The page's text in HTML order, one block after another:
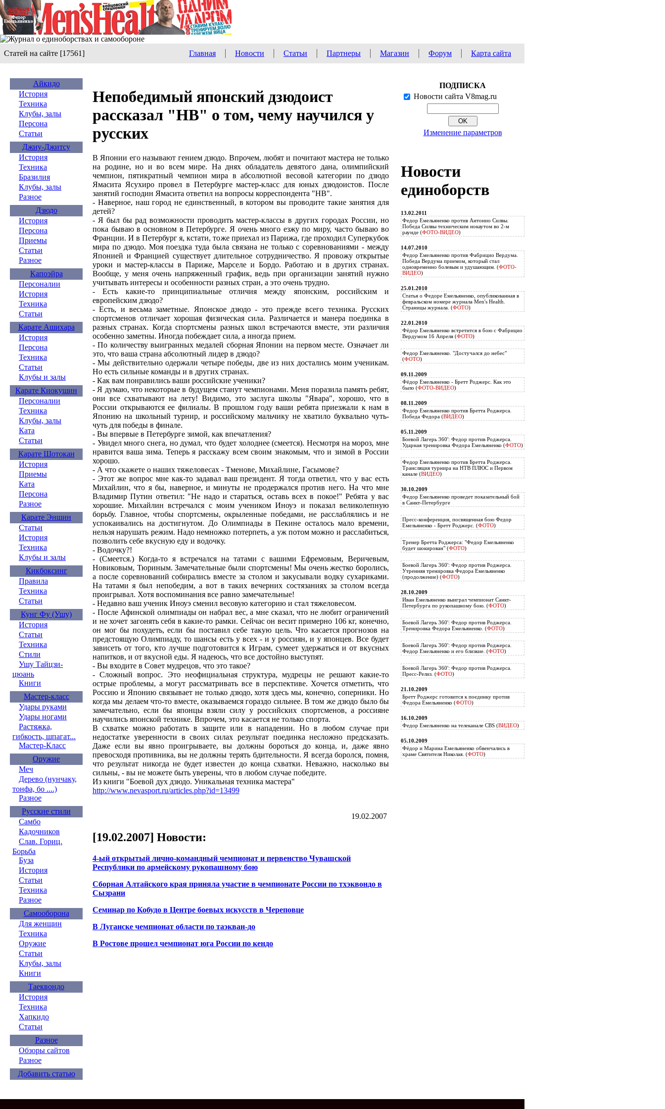
Статей на сайте [17561] Главная Новости Статьи Партнеры Магазин Форум Карта сайта
Айкидо
История
Техника
Клубы, залы
Персона
Статьи
Джиу-Джитсу
История
Техника
Бразилия
Клубы, залы
Разное
Дзюдо
История
Персона
Приемы
Статьи
Разное
Капоэйра
Персоналии
История
Техника
Статьи
Карате Ашихара
История
Персона
Техника
Статьи
Клубы и залы
Карате Киокушин
Персоналии
Техника
Клубы, залы
Ката
Статьи
Карате Шотокан
История
Приемы
Ката
Персона
Разное
Карате Эншин
Статьи
История
Техника
Клубы и залы
Кикбоксинг
Правила
Техника
Статьи
Кунг Фу (Ушу)
История
Статьи
Техника
Стили
Ушу Тайцзи-
цюань
Книги
Мастер-класс
Удары руками
Удары ногами
Растяжка,
гибкость, шпагат...
Мастер-Класс
Оружие
Меч
Дерево (нунчаку,
тонфа, бо ....)
Разное
Русские стили
Самбо
Кадочников
Слав. Гориц.
Борьба
Буза
История
Статьи
Техника
Разное
Самооборона
Для женщин
Техника
Оружие
Статьи
Клубы, залы
Книги
Таеквондо
История
Техника
Хапкидо
Статьи
Разное
Обзоры сайтов
Разное
Добавить статью
Непобедимый японский дзюдоист
рассказал "НВ" о том, чему научился у
русских
В Японии его называют гением дзюдо. Впрочем, любят и почитают мастера не только
на родине, но и во всем мире. На днях обладатель девятого дана, олимпийский
чемпион, пятикратный чемпион мира в абсолютной весовой категории по дзюдо
Ямасита Ясухиро провел в Петербурге мастер-класс для юных дзюдоистов. После
занятий господин Ямасита ответил на вопросы корреспондента "НВ".
- Наверное, наш город не единственный, в котором вы проводите такие занятия для
детей?
- Я был бы рад возможности проводить мастер-классы в других городах России, но
пока бываю в основном в Петербурге. Я очень много езжу по миру, часто бываю во
Франции. И в Петербург я, кстати, тоже приехал из Парижа, где проходил Суперкубок
мира по дзюдо. Моя поездка туда была связана не только с соревнованиями - между
Японией и Францией существует длительное сотрудничество. Я провожу открытые
уроки и мастер-классы в Париже, Марселе и Бордо. Работаю и в других странах.
Вообще, у меня очень напряженный график, ведь при организации занятий нужно
учитывать интересы и особенности разных стран, а это очень трудно.
- Есть какие-то принципиальные отличия между японским, российским и
европейским дзюдо?
- Есть, и весьма заметные. Японское дзюдо - это прежде всего техника. Русских
спортсменов отличает хорошая физическая сила. Различается и манера поединка в
разных странах. Когда спортсмены разных школ встречаются вместе, эти различия
особенно заметны. Иногда побеждает сила, а иногда прием.
- По количеству выигранных медалей сборная Японии на первом месте. Означает ли
это, что ваша страна абсолютный лидер в дзюдо?
- Мы действительно одержали четыре победы, две из них достались моим ученикам.
Но есть сильные команды и в других странах.
- Как вам понравились ваши российские ученики?
- Я думаю, что некоторые в будущем станут чемпионами. Меня поразила память ребят,
они все схватывают на лету! Видимо, это заслуга школы "Явара", хорошо, что в
России открываются ее филиалы. В прошлом году ваши ребята приезжали к нам в
Японию на школьный турнир, и российскому мальчику не хватило буквально чуть-
чуть для победы в финале.
- Вы впервые в Петербурге зимой, как впечатления?
- Увидел много снега, но думал, что будет холоднее (смеется). Несмотря на мороз, мне
нравится ваша зима. Теперь я расскажу всем своим знакомым, что и зимой в России
хорошо.
- А что скажете о наших тяжеловесах - Тменове, Михайлине, Гасымове?
- Этот же вопрос мне как-то задавал ваш президент. Я тогда ответил, что у вас есть
Михайлин, что я бы, наверное, и минуты не продержался против него. На что мне
Владимир Путин ответил: "Не надо и стараться, оставь всех в покое!" Ребята у вас
хорошие. Михайлин встречался с моим учеником Иноуэ и показал великолепную
борьбу. Главное, чтобы спортсмены, окрыленные победами, не расслаблялись и не
успокаивались на достигнутом. До Олимпиады в Пекине осталось мало времени,
нельзя нарушать режим. Надо немножко потерпеть, а уж потом можно и расслабиться,
позволить себе вкусную еду и водочку.
- Водочку?!
- (Смеется.) Когда-то я встречался на татами с вашими Ефремовым, Веричевым,
Новиковым, Тюриным. Замечательные были спортсмены! Мы очень жестко боролись,
а после соревнований собирались вместе за столом и закусывали водку сухариками.
На татами я был непобедим, а вот в таких вечерних состязаниях за столом всегда
проигрывал. Хотя воспоминания все равно замечательные!
- Недавно ваш ученик Иноуэ сменил весовую категорию и стал тяжеловесом.
- После Афинской олимпиады он набрал вес, а мне сказал, что не любит ограничений
и не хочет загонять себя в какие-то рамки. Сейчас он весит примерно 106 кг, конечно,
он мог бы похудеть, если бы поставил себе такую цель. Что касается прогнозов на
предстоящую Олимпиаду, то шансы есть у всех - и у россиян, и у японцев. Все будет
зависеть от того, кто лучше подготовится к Играм, сумеет удержаться и от вкусных
напитков, и от вкусной еды. Я надеюсь, что все достойно выступят.
- Вы входите в Совет мудрецов, что это такое?
- Сложный вопрос. Это неофициальная структура, мудрецы не решают какие-то
острые проблемы, а могут рассматривать все в перспективе. Хочется отметить, что
Россию и Японию связывает не только дзюдо, хотя здесь мы, конечно, соперники. Но
когда мы делаем что-то вместе, оказываемся гораздо сильнее. В том же дзюдо было бы
замечательно, если бы японцы взяли силу у российских спортсменов, а россияне
научились японской технике. Впрочем, это касается не только спорта.
В схватке можно работать в защите или в нападении. Но в любом случае при
недостатке уверенности в своих силах результат поединка несложно предсказать.
Даже если вы явно проигрываете, вы должны бороться до конца, и, даже явно
превосходя противника, вы не должны терять бдительности. Я всегда боролся, помня,
что результат никогда не будет известен до конца схватки. Неважно, насколько вы
сильны, - вы не можете быть уверены, что в любом случае победите.
Из книги "Боевой дух дзюдо. Уникальная техника мастера"
http://www.nevasport.ru/articles.php?id=13499
19.02.2007
[19.02.2007] Новости:
4-ый открытый лично-командный чемпионат и первенство Чувашской
Республики по армейскому рукопашному бою
Сборная Алтайского края приняла участие в чемпионате России по тхэквондо в
Сызрани
Семинар по Кобудо в Центре боевых искусств в Череповце
В Луганске чемпионат области по таэкван-до
В Ростове прошел чемпионат юга России по кендо
ПОДПИСКА
Новости сайта V8mag.ru
Изменение параметров
Новости
единоборств
13.02.2011
Федор Емельяненко против Антонио Силвы.
Победа Силвы техническим нокаутом во 2-м
раунде (ФОТО-ВИДЕО)
14.07.2010
Федор Емельяненко против Фабрицио Вердума.
Победа Вердума приемом, который стал
одновременно болевым и удушающим. (ФОТО-
ВИДЕО)
25.01.2010
Статья о Федоре Емельяненко, опубликованная в
февральском номере журнала Men's Health.
Страницы журнала. (ФОТО)
22.01.2010
Фёдор Емельяненко встретится в бою с Фабрицио
Вердумом 16 Апреля (ФОТО)
Федор Емельяненко. "Достучался до небес"
(ФОТО)
09.11.2009
Фёдор Емельяненко - Бретт Роджерс. Как это
было (ФОТО-ВИДЕО)
08.11.2009
Федор Емельяненко против Бретта Роджерса.
Победа Федора (ВИДЕО)
05.11.2009
Боевой Лагерь 360': Федор против Роджерса.
Ударная тренировка Федора Емельяненко (ФОТО)
Федор Емельяненко против Бретта Роджерса.
Трансляция турнира на НТВ ПЛЮС и Первом
канале (ВИДЕО)
30.10.2009
Федор Емельяненко проведет показательный бой
в Санкт-Петербурге
Пресс-конференция, посвященная бою Федор
Емельяненко - Бретт Роджерс. (ФОТО)
Тренер Бретта Роджерса: "Федор Емельяненко
будет шокирован" (ФОТО)
Боевой Лагерь 360': Федор против Роджерса.
Утренняя тренировка Федора Емельяненко
(продолжение) (ФОТО)
28.10.2009
Иван Емельяненко выиграл чемпионат Санкт-
Петербурга по рукопашному бою. (ФОТО)
Боевой Лагерь 360': Федор против Роджерса.
Тренировка Федора Емельяненко. (ФОТО)
Боевой Лагерь 360': Федор против Роджерса.
Федор Емельяненко и его близкие. (ФОТО)
Боевой Лагерь 360': Федор против Роджерса.
Пресс-Релиз. (ФОТО)
21.10.2009
Бретт Роджерс готовится к поединку против
Федора Емельяненко (ФОТО)
16.10.2009
Федор Емельяненко на телеканале CBS (ВИДЕО)
05.10.2009
Фёдор и Марина Емельяненко обвенчались в
храме Святителя Николая. (ФОТО)